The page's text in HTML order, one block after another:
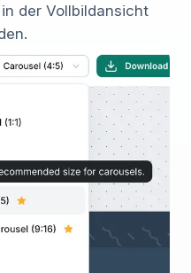
der Vollbildansicht